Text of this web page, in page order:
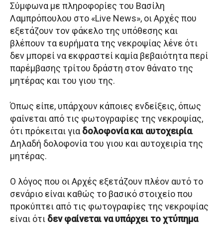
Σύμφωνα με πληροφορίες του Βασίλη
Λαμπρόπουλου στο «Live News», οι Αρχές που
εξετάζουν τον φάκελο της υπόθεσης και
βλέπουν τα ευρήματα της νεκροψίας λένε ότι
δεν μπορεί να εκφραστεί καμία βεβαιότητα περί
παρέμβασης τρίτου δράστη στον θάνατο της
μητέρας και του γιου της.
Όπως είπε, υπάρχουν κάποιες ενδείξεις, όπως
φαίνεται από τις φωτογραφίες της νεκροψίας,
ότι πρόκειται γιαδολοφονία και αυτοχειρία.
Δηλαδή δολοφονία του γιου και αυτοχειρία της
μητέρας.
Ο λόγος που οι Αρχές εξετάζουν πλέον αυτό το
σενάριο είναι καθώς το βασικό στοιχείο που
προκύπτει από τις φωτογραφίες της νεκροψίας
είναι ότι δεν φαίνεται να υπάρχει το χτύπημα